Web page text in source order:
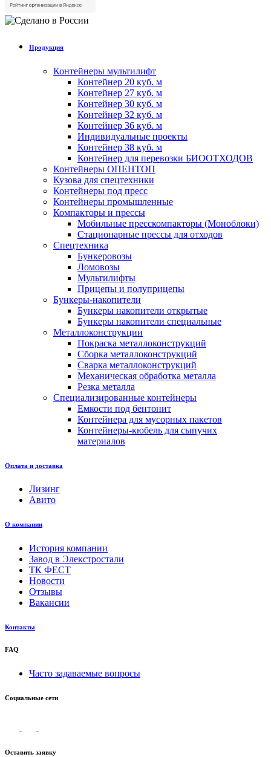
Продукция
Контейнеры мультилифт
Контейнер 20 куб. м
Контейнер 27 куб. м
Контейнер 30 куб. м
Контейнер 32 куб. м
Контейнер 36 куб. м
Индивидуальные проекты
Контейнер 38 куб. м
Контейнер для перевозки БИООТХОДОВ
Контейнеры ОПЕНТОП
Кузова для спецтехники
Контейнеры под пресс
Контейнеры промышленные
Компакторы и прессы
Мобильные пресскомпакторы (Моноблоки)
Стационарные прессы для отходов
Спецтехника
Бункеровозы
Ломовозы
Мультилифты
Прицепы и полуприцепы
Бункеры-накопители
Бункеры накопители открытые
Бункеры накопители специальные
Металлоконструкции
Покраска металлоконструкций
Сборка металлоконструкций
Сварка металлоконструкций
Механическая обработка металла
Резка металла
Специализированные контейнеры
Емкости под бентонит
Контейнера для мусорных пакетов
Контейнеры-кюбель для сыпучих
материалов
Оплата и доставка
Лизинг
Авито
О компании
История компании
Завод в Элекстростали
ТК ФЕСТ
Новости
Отзывы
Вакансии
Контакты
FAQ
Часто задаваемые вопросы
Социальные сети
Оставить заявку